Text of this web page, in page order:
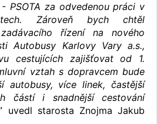
PSOTA za odvedenou práci v
Zároveň bych chtěl
řízení na nového
Autobusy Karlovy Vary a.s.,
cestujících zajišťovat od 1.
vztah s dopravcem bude
autobusy, více linek, častější
částí i snadnější cestování
uvedl starosta Znojma Jakub